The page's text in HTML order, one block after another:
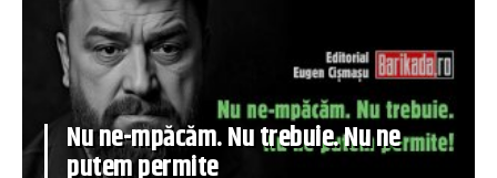
Nu ne-mpăcăm. Nu trebuie. Nu ne
putem permite